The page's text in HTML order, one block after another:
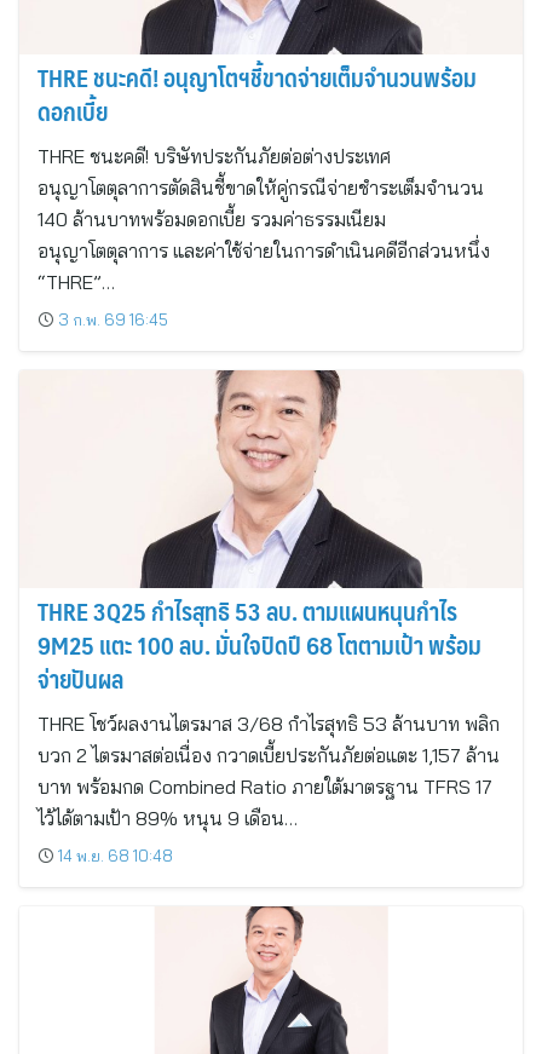
THRE ชนะคดี! อนุญาโตฯชี้ขาดจ่ายเต็มจำนวนพร้อม
ดอกเบี้ย
THRE ชนะคดี! บริษัทประกันภัยต่อต่างประเทศ
อนุญาโตตุลาการตัดสินชี้ขาดให้คู่กรณีจ่ายชำระเต็มจำนวน
140 ล้านบาทพร้อมดอกเบี้ย รวมค่าธรรมเนียม
อนุญาโตตุลาการ และค่าใช้จ่ายในการดำเนินคดีอีกส่วนหนึ่ง
“THRE”…
3 ก.พ. 69 16:45
THRE 3Q25 กำไรสุทธิ 53 ลบ. ตามแผนหนุนกำไร
9M25 แตะ 100 ลบ. มั่นใจปิดปี 68 โตตามเป้า พร้อม
จ่ายปันผล
THRE โชว์ผลงานไตรมาส 3/68 กำไรสุทธิ 53 ล้านบาท พลิก
บวก 2 ไตรมาสต่อเนื่อง กวาดเบี้ยประกันภัยต่อแตะ 1,157 ล้าน
บาท พร้อมกด Combined Ratio ภายใต้มาตรฐาน TFRS 17
ไว้ได้ตามเป้า 89% หนุน 9 เดือน…
14 พ.ย. 68 10:48